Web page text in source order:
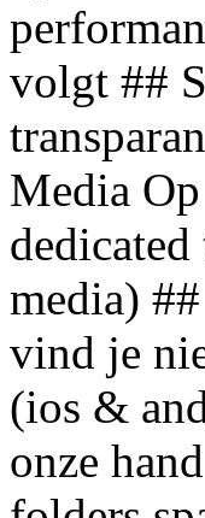
volgt ##
Media
media)
vind je
(ios &
onze